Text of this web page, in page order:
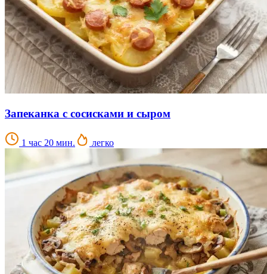
Запеканка с сосисками и сыром
1 час 20 мин. легко